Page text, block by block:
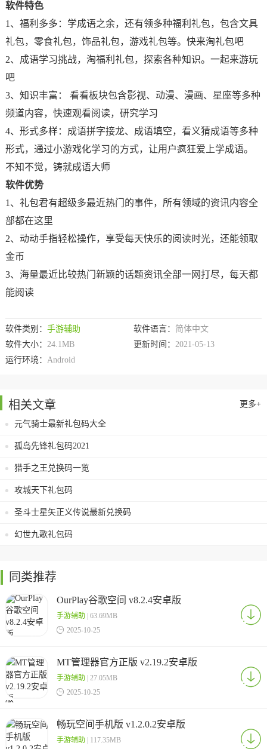
软件特色
1、福利多多：学成语之余，还有领多种福利礼包，包含文具
礼包，零食礼包，饰品礼包，游戏礼包等。快来淘礼包吧
2、成语学习挑战，淘福利礼包，探索各种知识。一起来游玩
吧
3、知识丰富： 看看板块包含影视、动漫、漫画、星座等多种
频道内容，快速观看阅读，研究学习
4、形式多样：成语拼字接龙、成语填空，看义猜成语等多种
形式，通过小游戏化学习的方式，让用户疯狂爱上学成语。
不知不觉，铸就成语大师
软件优势
1、礼包君有超级多最近热门的事件，所有领域的资讯内容全
部都在这里
2、动动手指轻松操作，享受每天快乐的阅读时光，还能领取
金币
3、海量最近比较热门新颖的话题资讯全部一网打尽，每天都
能阅读
软件类别： 手游辅助 软件语言： 简体中文
软件大小： 24.1MB 更新时间： 2021-05-13
运行环境： Android
相关文章 更多+
元气骑士最新礼包码大全
孤岛先锋礼包码2021
猎手之王兑换码一览
攻城天下礼包码
圣斗士星矢正义传说最新兑换码
幻世九歌礼包码
同类推荐
OurPlay谷歌空间 v8.2.4安卓版
手游辅助| 63.69MB
 2025-10-25
MT管理器官方正版 v2.19.2安卓版
手游辅助| 27.05MB
 2025-10-25
畅玩空间手机版 v1.2.0.2安卓版
手游辅助| 117.35MB